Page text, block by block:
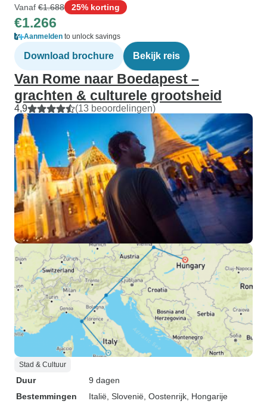
Vanaf €1.688 25% korting
€1.266
Aanmelden to unlock savings
Download brochure Bekijk reis
Van Rome naar Boedapest –
grachten & culturele grootsheid
4,9 (13 beoordelingen)
Stad & Cultuur
Duur
9 dagen
Bestemmingen
Italië , Slovenië , Oostenrijk , Hongarije